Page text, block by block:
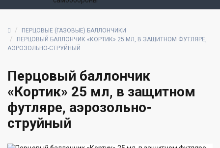
ПЕРЦОВЫЕ (ГАЗОВЫЕ) БАЛЛОНЧИКИ
ПЕРЦОВЫЙ БАЛЛОНЧИК «КОРТИК» 25 МЛ, В ЗАЩИТНОМ ФУТЛЯРЕ,
АЭРОЗОЛЬНО-СТРУЙНЫЙ
Перцовый баллончик
«Кортик» 25 мл, в защитном
футляре, аэрозольно-
струйный